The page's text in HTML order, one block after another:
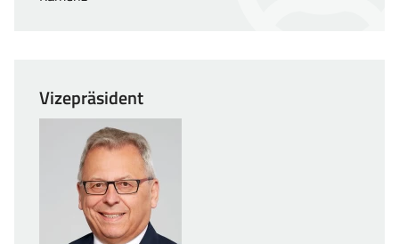
Vizepräsident